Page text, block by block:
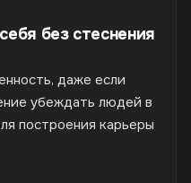
без стеснения
даже если
убеждать людей в
построения карьеры